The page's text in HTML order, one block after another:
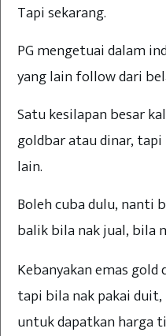
Tapi sekarang.
PG mengetuai dalam
yang lain follow dari
Satu kesilapan besar
goldbar atau dinar,
lain.
Boleh cuba dulu, nanti
balik bila nak jual, bila
Kebanyakan emas
tapi bila nak pakai
untuk dapatkan harga